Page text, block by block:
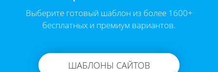
Выберите готовый шаблон из более 1600+
бесплатных и премиум вариантов.
ШАБЛОНЫ САЙТОВ